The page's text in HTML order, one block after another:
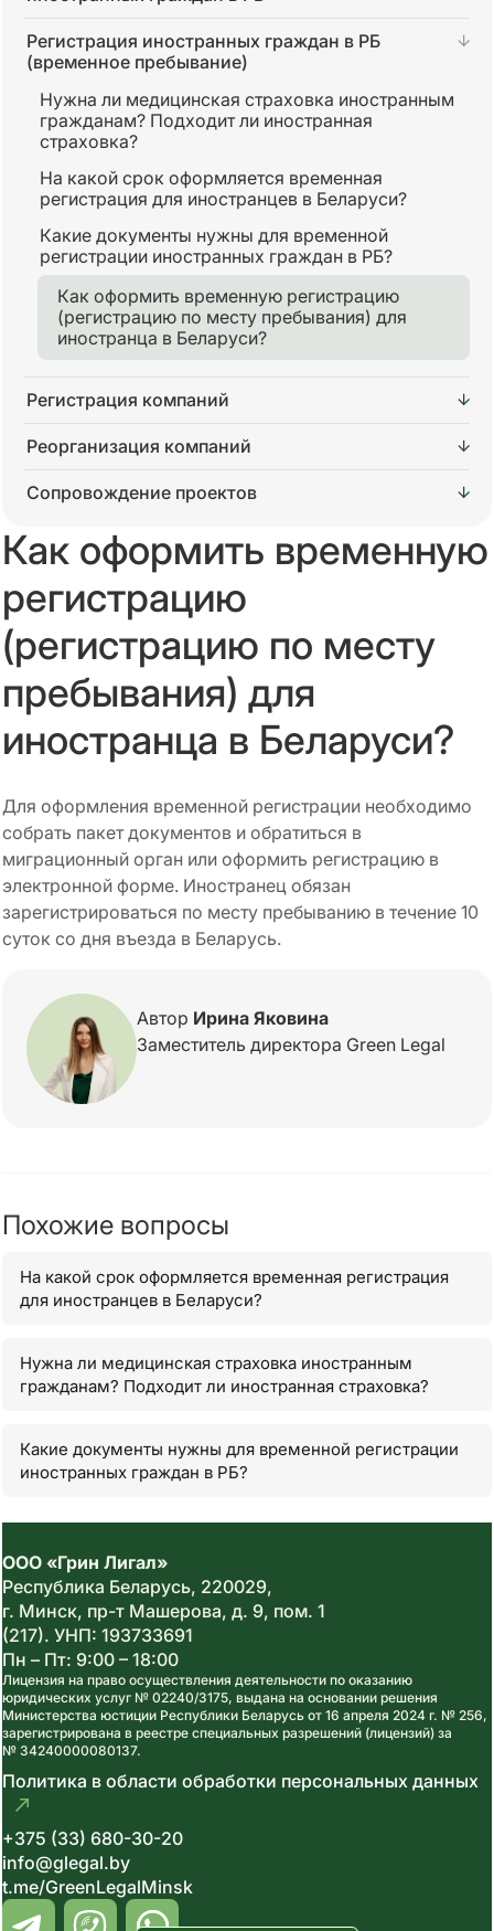
Регистрация иностранных граждан в РБ
(временное пребывание)
Нужна ли медицинская страховка иностранным
гражданам? Подходит ли иностранная
страховка?
На какой срок оформляется временная
регистрация для иностранцев в Беларуси?
Какие документы нужны для временной
регистрации иностранных граждан в РБ?
Как оформить временную регистрацию
(регистрацию по месту пребывания) для
иностранца в Беларуси?
Регистрация компаний
Реорганизация компаний
Сопровождение проектов
Как оформить временную
регистрацию
(регистрацию по месту
пребывания) для
иностранца в Беларуси?
Для оформления временной регистрации необходимо
собрать пакет документов и обратиться в
миграционный орган или оформить регистрацию в
электронной форме. Иностранец обязан
зарегистрироваться по месту пребыванию в течение 10
суток со дня въезда в Беларусь.
Автор Ирина Яковина
Заместитель директора Green Legal
Похожие вопросы
На какой срок оформляется временная регистрация
для иностранцев в Беларуси?
Нужна ли медицинская страховка иностранным
гражданам? Подходит ли иностранная страховка?
Какие документы нужны для временной регистрации
иностранных граждан в РБ?
ООО «Грин Лигал»
Республика Беларусь, 220029,
г. Минск, пр-т Машерова, д. 9, пом. 1
(217). УНП: 193733691
Пн – Пт: 9:00 – 18:00
Лицензия на право осуществления деятельности по оказанию
юридических услуг № 02240/3175, выдана на основании решения
Министерства юстиции Республики Беларусь от 16 апреля 2024 г. № 256,
зарегистрирована в реестре специальных разрешений (лицензий) за
№ 34240000080137.
Политика в области обработки персональных данных
+375 (33) 680-30-20
info@glegal.by
t.me/GreenLegalMinsk